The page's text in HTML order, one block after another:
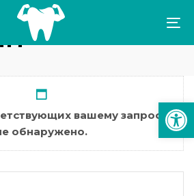
вашему запросу,
обнаружено.